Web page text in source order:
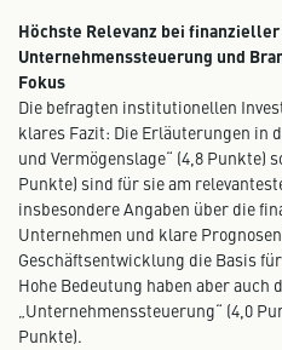
Höchste Relevanz bei
Unternehmens­steuerung und
Fokus
Die befragten institutionellen
klares Fazit: Die Erläuterungen in
und Vermögenslage“ (4,8 Punkte)
Punkte) sind für sie am
insbesondere Angaben über die
Unternehmen und klare
Geschäftsentwicklung die Basis
Hohe Bedeutung haben aber auch
„Unternehmenssteuerung“ (4,0
Punkte).